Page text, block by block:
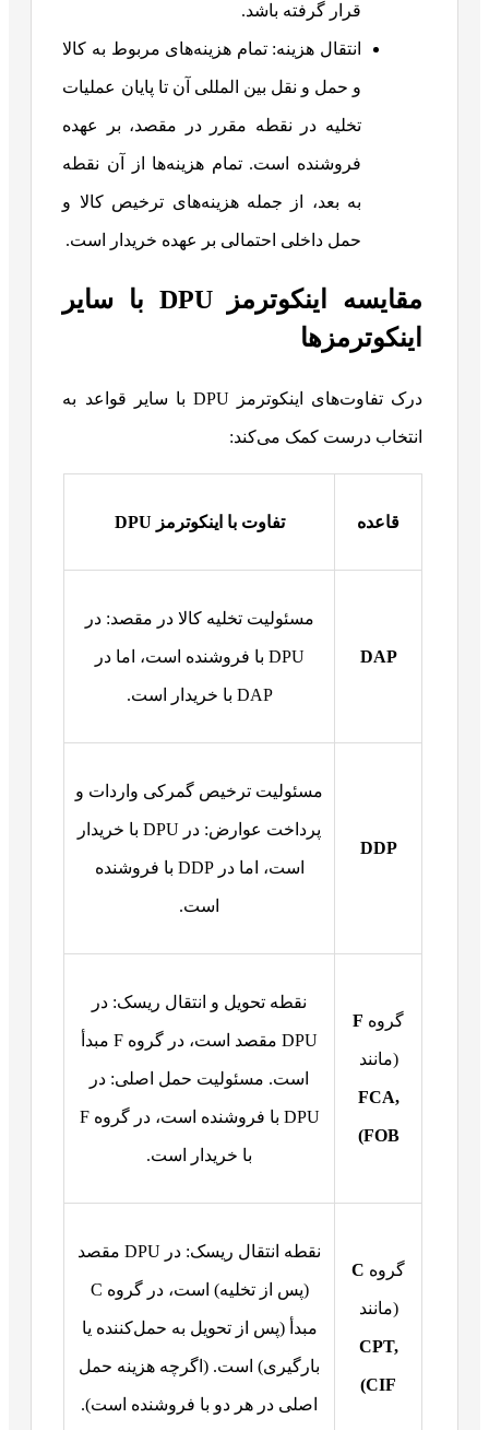
قرار گرفته باشد.
انتقال هزینه: تمام هزینه‌های مربوط به کالا
و حمل و نقل بین المللی آن تا پایان عملیات
تخلیه در نقطه مقرر در مقصد، بر عهده
فروشنده است. تمام هزینه‌ها از آن نقطه
به بعد، از جمله هزینه‌های ترخیص کالا و
حمل داخلی احتمالی بر عهده خریدار است.
مقایسه اینکوترمز DPU با سایر
اینکوترمزها
درک تفاوت‌های اینکوترمز DPU با سایر قواعد به
انتخاب درست کمک می‌کند:
قاعده تفاوت با اینکوترمز DPU
DAP
مسئولیت تخلیه کالا در مقصد: در
DPU با فروشنده است، اما در
DAP با خریدار است.
DDP
مسئولیت ترخیص گمرکی واردات و
پرداخت عوارض: در DPU با خریدار
است، اما در DDP با فروشنده
است.
گروه F
(مانند
FCA,
FOB)
نقطه تحویل و انتقال ریسک: در
DPU مقصد است، در گروه F مبدأ
است. مسئولیت حمل اصلی: در
DPU با فروشنده است، در گروه F
با خریدار است.
گروه C
(مانند
CPT,
CIF)
نقطه انتقال ریسک: در DPU مقصد
(پس از تخلیه) است، در گروه C
مبدأ (پس از تحویل به حمل‌کننده یا
بارگیری) است. (اگرچه هزینه حمل
اصلی در هر دو با فروشنده است).